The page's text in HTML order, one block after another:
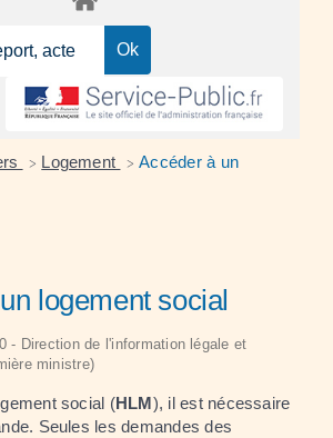
> Logement > Accéder à un
logement social
- Direction de l'information légale et
ministre)
social (HLM), il est nécessaire
Seules les demandes des